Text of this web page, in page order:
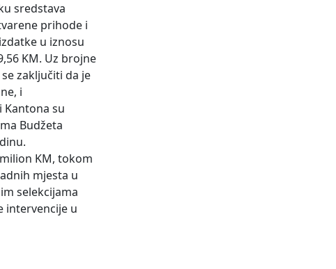
sredstava
prihode i
u iznosu
KM. Uz brojne
zaključiti da je
i
su
Budžeta
KM, tokom
mjesta u
selekcijama
intervencije u